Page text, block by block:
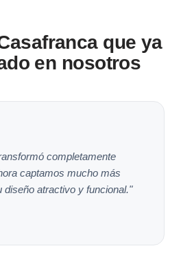
que ya
en nosotros
completamente
captamos mucho más
diseño atractivo y funcional."